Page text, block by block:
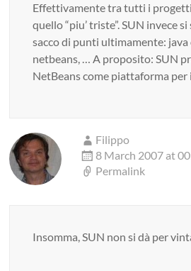
Effettivamente tra tutti i
quello “piu’ triste”. SUN invece
sacco di punti ultimamente: java
netbeans, … A proposito: SUN
NetBeans come piattaforma
Filippo
8 March 2007 at
Permalink
Insomma, SUN non si dà per